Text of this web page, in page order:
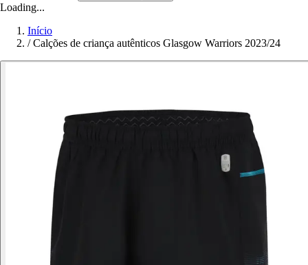
Loading...
Início
/ Calções de criança autênticos Glasgow Warriors 2023/24